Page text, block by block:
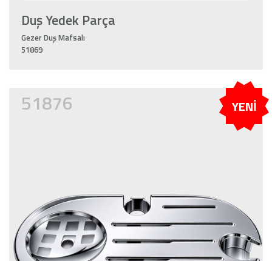
Duş Yedek Parça
Gezer Duş Mafsalı
51869
51876 YENİ